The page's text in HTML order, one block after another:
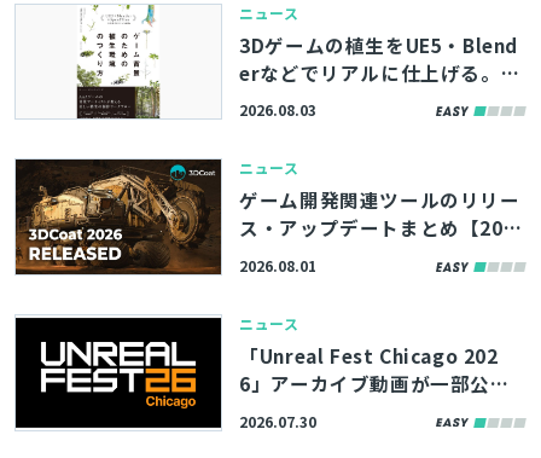
着100名まで参加者募集中
ニュース
3Dゲームの植生をUE5・Blend
erなどでリアルに仕上げる。書
籍『ゲーム背景のための植生環
2026.08.03
ニュース
ゲーム開発関連ツールのリリー
ス・アップデートまとめ【202
6/8/1】
2026.08.01
ニュース
「Unreal Fest Chicago 202
6」アーカイブ動画が一部公
開。UE5.8の新機能やバージョ
2026.07.30